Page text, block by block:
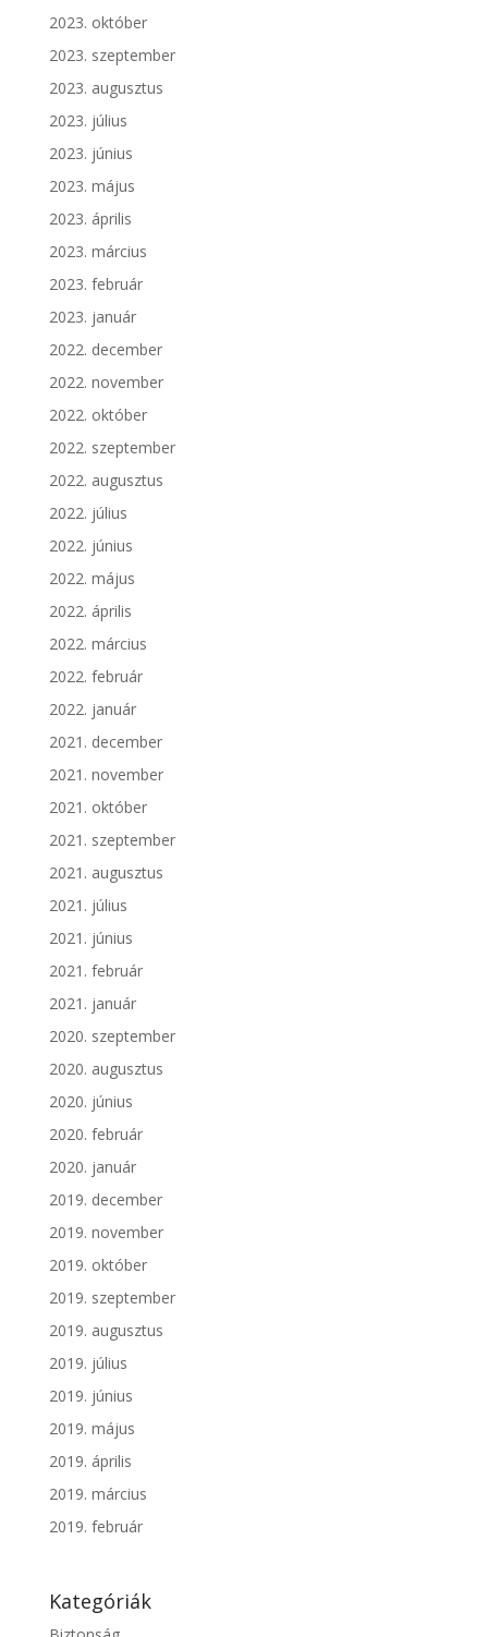
2023. október
2023. szeptember
2023. augusztus
2023. július
2023. június
2023. május
2023. április
2023. március
2023. február
2023. január
2022. december
2022. november
2022. október
2022. szeptember
2022. augusztus
2022. július
2022. június
2022. május
2022. április
2022. március
2022. február
2022. január
2021. december
2021. november
2021. október
2021. szeptember
2021. augusztus
2021. július
2021. június
2021. február
2021. január
2020. szeptember
2020. augusztus
2020. június
2020. február
2020. január
2019. december
2019. november
2019. október
2019. szeptember
2019. augusztus
2019. július
2019. június
2019. május
2019. április
2019. március
2019. február
Kategóriák